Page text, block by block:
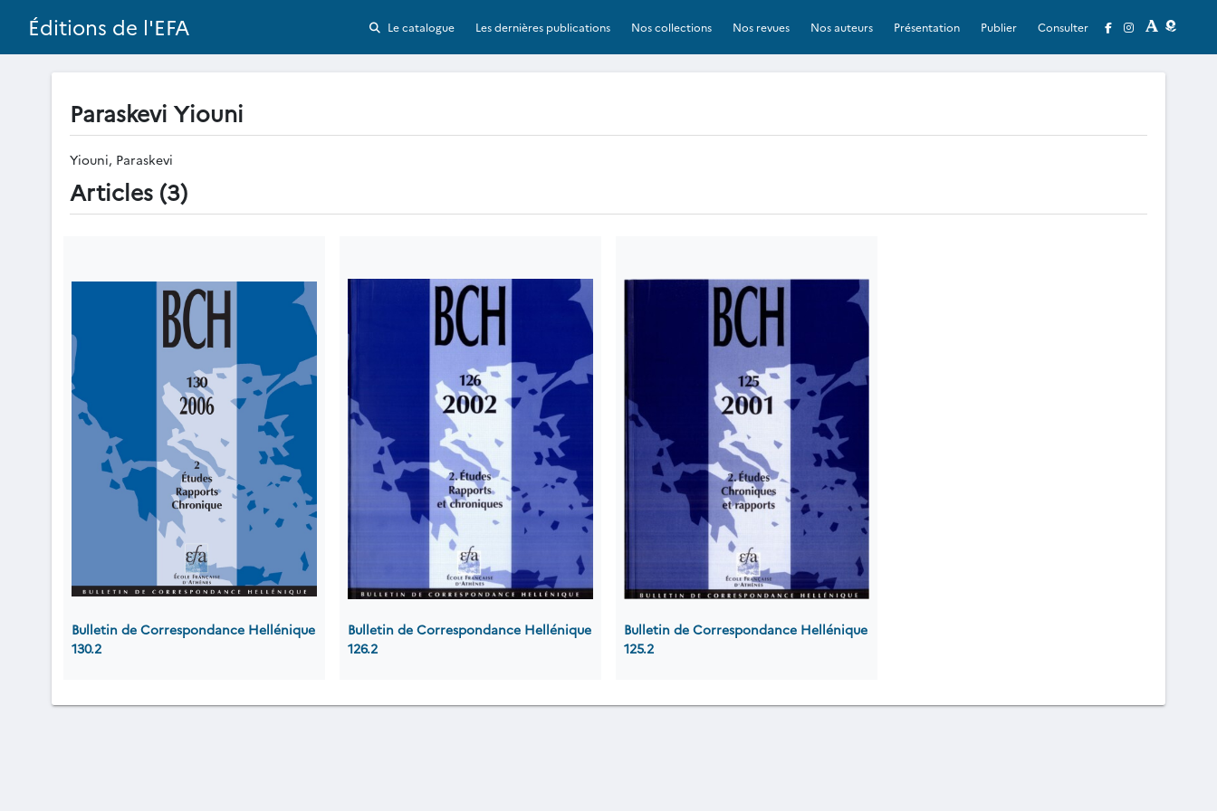
Éditions de l'EFA Le catalogue Les dernières publications Nos collections Nos revues Nos auteurs Présentation Publier Consulter
Paraskevi Yiouni
Yiouni, Paraskevi
Articles (3)
Bulletin de Correspondance Hellénique
130.2
Bulletin de Correspondance Hellénique
126.2
Bulletin de Correspondance Hellénique
125.2